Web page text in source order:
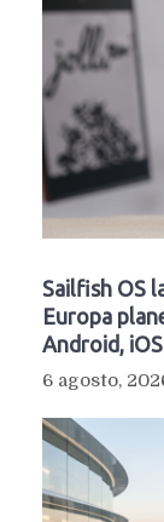
Sailfish OS
Europa
Android,
6 agosto,